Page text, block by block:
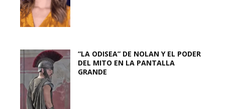
“LA ODISEA” DE NOLAN Y EL PODER
DEL MITO EN LA PANTALLA
GRANDE